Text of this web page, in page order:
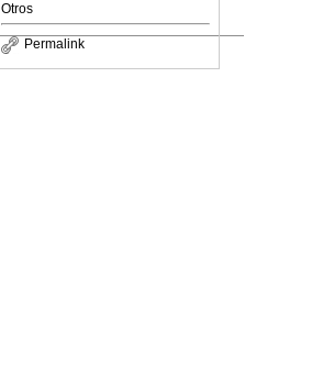
Otros
Permalink